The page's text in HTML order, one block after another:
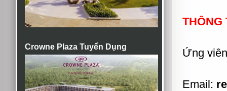
Crowne Plaza Tuyển Dụng
THÔNG
Ứng
Email: